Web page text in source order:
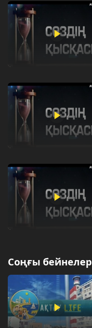
Соңғы бейнелер